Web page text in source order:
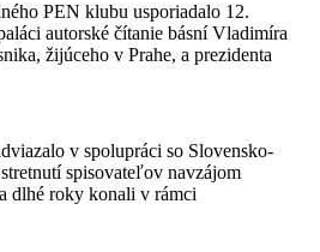
PEN klubu usporiadalo 12.
autorské čítanie básní Vladimíra
žijúceho v Prahe, a prezidenta
v spolupráci so Slovensko-
spisovateľov navzájom
dlhé roky konali v rámci